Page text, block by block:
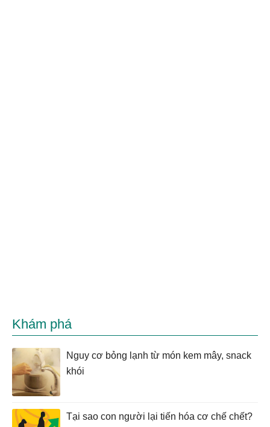
Khám phá
Nguy cơ bỏng lạnh từ món kem mây, snack
khói
Tại sao con người lại tiến hóa cơ chế chết?